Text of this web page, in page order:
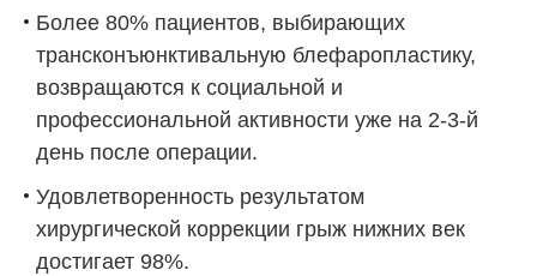
Более 80% пациентов, выбирающих
трансконъюнктивальную блефаропластику,
возвращаются к социальной и
профессиональной активности уже на 2-3-й
день после операции.
Удовлетворенность результатом
хирургической коррекции грыж нижних век
достигает 98%.